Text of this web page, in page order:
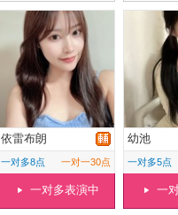
依雷布朗
一对多8点 一对一30点
一对多表演中
幼池
一对多5点
一